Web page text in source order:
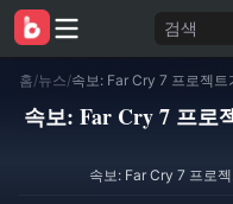
검색
홈/뉴스/
속보: Far Cry 7 프로
속보: Far Cry 7 프로